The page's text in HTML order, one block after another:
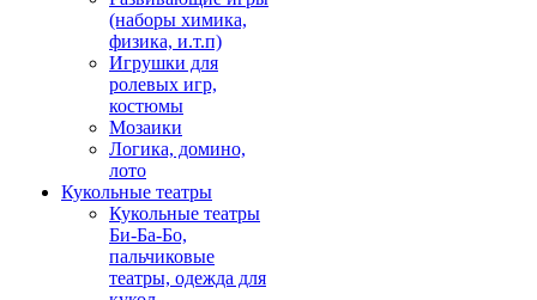
(наборы химика,
физика, и.т.п)
Игрушки для
ролевых игр,
костюмы
Мозаики
Логика, домино,
лото
Кукольные театры
Кукольные театры
Би-Ба-Бо,
пальчиковые
театры, одежда для